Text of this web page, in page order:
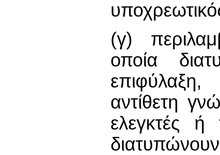
(γ)
οποία
αντίθετη
ελεγκτές ή